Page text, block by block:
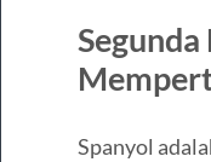
Spanyol